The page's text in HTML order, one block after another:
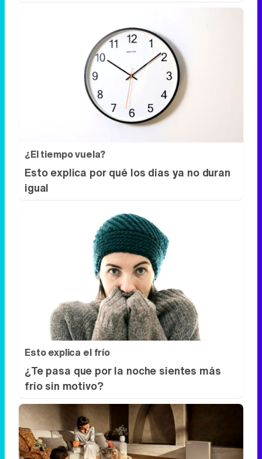
¿El tiempo vuela?
Esto explica por qué los días ya no duran
igual
Esto explica el frío
¿Te pasa que por la noche sientes más
frío sin motivo?